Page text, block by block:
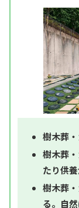
樹木葬
樹木葬
たり供
樹木葬
る。自